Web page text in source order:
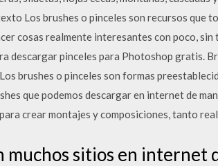
Los brushes o pinceles son recursos que
cosas realmente interesantes con poco,
descargar pinceles para Photoshop gratis.
brushes o pinceles son formas
que podemos descargar en internet de
crear montajes y composiciones, tanto
muchos sitios en internet